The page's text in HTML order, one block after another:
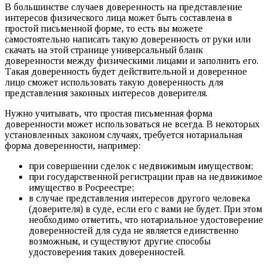
В большинстве случаев доверенность на представление
интересов физического лица может быть составлена в
простой письменной форме, то есть вы можете
самостоятельно написать такую доверенность от руки или
скачать на этой странице универсальный бланк
доверенности между физическими лицами и заполнить его.
Такая доверенность будет действительной и доверенное
лицо сможет использовать такую доверенность для
представления законных интересов доверителя.
Нужно учитывать, что простая письменная форма
доверенности может использоваться не всегда. В некоторых
установленных законом случаях, требуется нотариальная
форма доверенности, например:
при совершении сделок с недвижимым имуществом;
при государственной регистрации прав на недвижимое
имущество в Росреестре;
в случае представления интересов другого человека
(доверителя) в суде, если его с вами не будет. При этом
необходимо отметить, что нотариальное удостоверение
доверенностей для суда не является единственно
возможным, и существуют другие способы
удостоверения таких доверенностей.